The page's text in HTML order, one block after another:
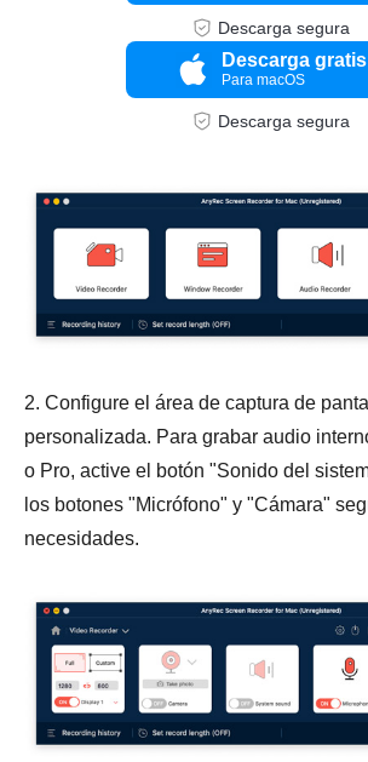
Descarga segura
Descarga gratis
Para macOS
Descarga segura
2. Configure el área de captura de
personalizada. Para grabar audio
o Pro, active el botón "Sonido del
los botones "Micrófono" y "Cámara"
necesidades.